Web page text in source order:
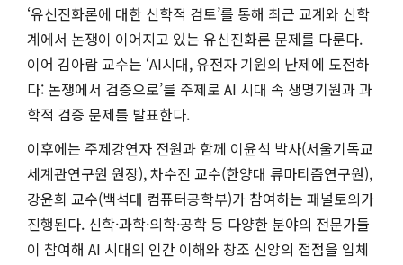
‘유신진화론에 대한 신학적 검토’를 통해 최근 교계와 신학
계에서 논쟁이 이어지고 있는 유신진화론 문제를 다룬다.
이어 김아람 교수는 ‘AI시대, 유전자 기원의 난제에 도전하
다: 논쟁에서 검증으로’를 주제로 AI 시대 속 생명기원과 과
학적 검증 문제를 발표한다.
이후에는 주제강연자 전원과 함께 이윤석 박사(서울기독교
세계관연구원 원장), 차수진 교수(한양대 류마티즘연구원),
강윤희 교수(백석대 컴퓨터공학부)가 참여하는 패널토의가
진행된다. 신학·과학·의학·공학 등 다양한 분야의 전문가들
이 참여해 AI 시대의 인간 이해와 창조 신앙의 접점을 입체